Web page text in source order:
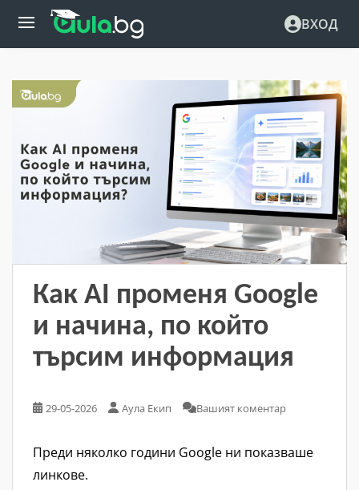
ВХОД
Как AI променя Google
и начина, по който
търсим информация
29-05-2026 Аула Екип Вашият коментар
Преди няколко години Google ни показваше
линкове.